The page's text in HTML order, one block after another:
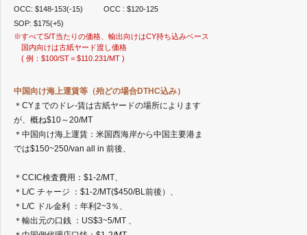
2021年5月
2021年3月
2021年2月
2020年11月
2020年10月
2020年9月
2020年8月
2020年7月
2020年5月
2020年4月
2020年3月
2020年2月
OCC: $148-153(-15)
SOP: $175(+5)
OCC : $120-125
※すべてS/T当たりの価格、輸出向けはCY持ち込みベース
国内向けは古紙ヤード渡し価格
( 例：$100/ST＝$110.231/MT )
中国向け海上運賃等（殆どの場合DTHC込み）
＊CYまでのドレ-賃は古紙ヤードの場所によります
が、概ね$10～20/MT
＊中国向け海上運賃：米国西海岸から中国主要港ま
では$150~250/van all in 前後、
＊CCIC検査費用：$1-2/MT、
＊L/C チャージ ：$1-2/MT($450/BL前後）、
＊L/C ドル金利 ：年利2~3％、
＊輸出元の口銭 ：US$3~5/MT 、